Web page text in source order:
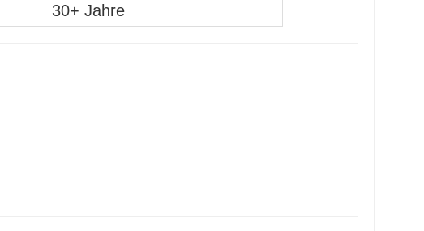
30+ Jahre